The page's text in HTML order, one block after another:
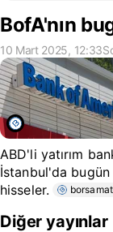
BofA'nın
10 Mart 2025, 12:33
ABD'li yatırım
İstanbul'da bugün
hisseler.
Diğer yayınlar